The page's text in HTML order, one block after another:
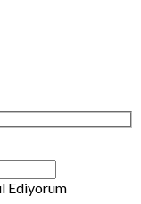
Ediyorum